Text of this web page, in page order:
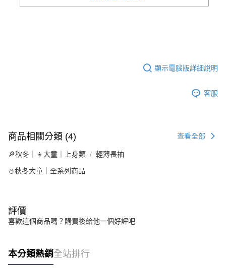
顯示電腦版詳細說明
客服
商品相關分類 (4) 查看全部
🔎秋冬｜👧大童｜上身類 輕薄長袖
⛄秋冬大童｜全系列商品
評價
喜歡這個商品嗎？購買後給他一個好評吧
本分類熱銷全站排行